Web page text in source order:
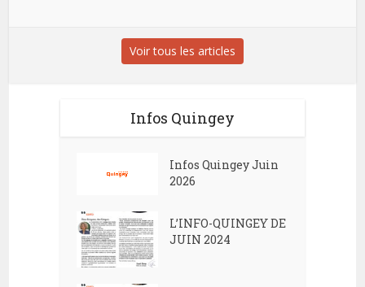
Voir tous les articles
Infos Quingey
Infos Quingey Juin
2026
L’INFO-QUINGEY DE
JUIN 2024